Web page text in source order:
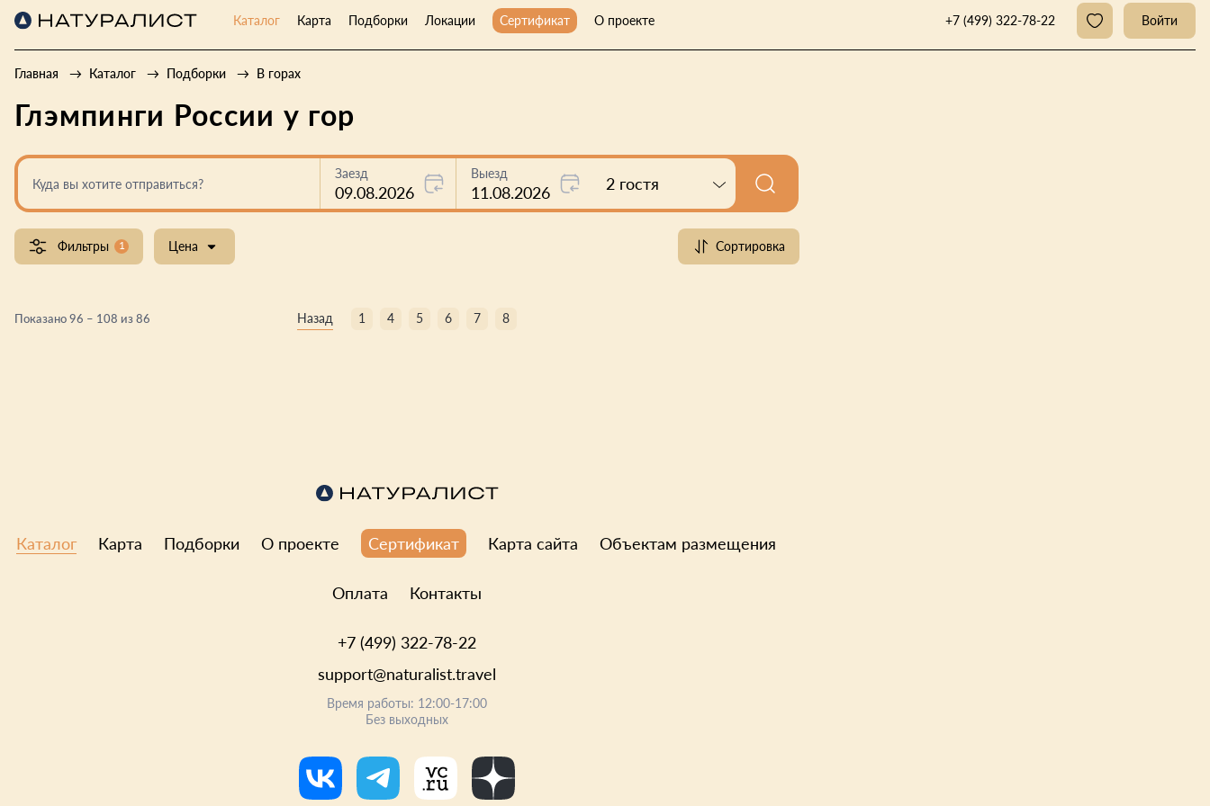
Каталог Карта Подборки Локации Сертификат О проекте +7 (499) 322-78-22 Войти
Главная Каталог Подборки В горах
Глэмпинги России у гор
Куда вы хотите отправиться?
Заезд
09.08.2026
Выезд
11.08.2026 2 гостя
Фильтры 1 Цена Сортировка
Показано 96 – 108 из 86 Назад 1 4 5 6 7 8
Каталог Карта Подборки О проекте Сертификат Карта сайта Объектам размещения
Оплата Контакты
+7 (499) 322-78-22
support@naturalist.travel
Время работы: 12:00-17:00
Без выходных